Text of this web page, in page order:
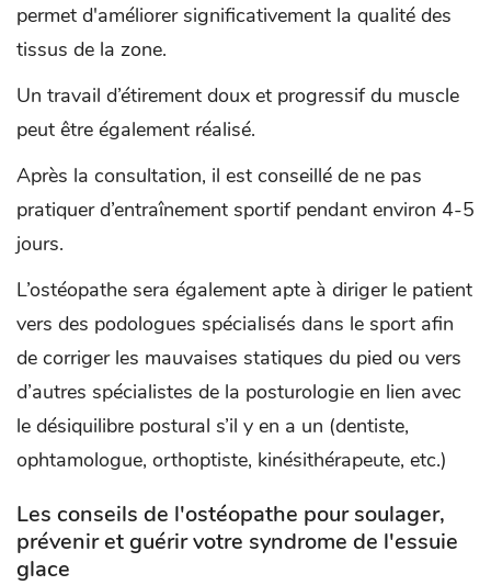
permet d'améliorer significativement la qualité des
tissus de la zone.
Un travail d’étirement doux et progressif du muscle
peut être également réalisé.
Après la consultation, il est conseillé de ne pas
pratiquer d’entraînement sportif pendant environ 4-5
jours.
L’ostéopathe sera également apte à diriger le patient
vers des podologues spécialisés dans le sport afin
de corriger les mauvaises statiques du pied ou vers
d’autres spécialistes de la posturologie en lien avec
le désiquilibre postural s’il y en a un (dentiste,
ophtamologue, orthoptiste, kinésithérapeute, etc.)
Les conseils de l'ostéopathe pour soulager,
prévenir et guérir votre syndrome de l'essuie
glace